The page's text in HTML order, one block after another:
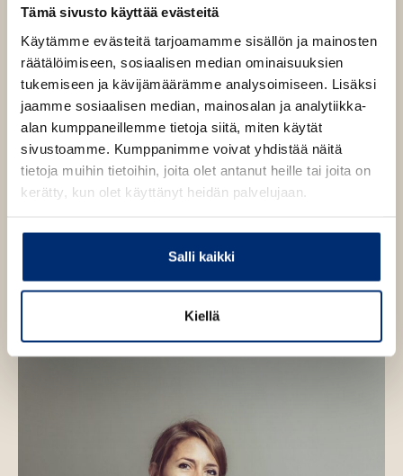
Tämä sivusto käyttää evästeitä
Käytämme evästeitä tarjoamamme sisällön ja mainosten
räätälöimiseen, sosiaalisen median ominaisuuksien
tukemiseen ja kävijämäärämme analysoimiseen. Lisäksi
jaamme sosiaalisen median, mainosalan ja analytiikka-
alan kumppaneillemme tietoja siitä, miten käytät
sivustoamme. Kumppanimme voivat yhdistää näitä
tietoja muihin tietoihin, joita olet antanut heille tai joita on
kerätty, kun olet käyttänyt heidän palvelujaan.
Salli kaikki
Kiellä
Lisa Jewell (s. 1968) on psykologisen jännityksen
mestari. Jewellin älykkäästi punotut, viihdyttävät,
koskettavat ja koukuttavat trillerit ovat valloittaneet
lukijat ympäri maailman, ja teoksia on käännetty jo 29
kielelle. Hän asuu synnyinkaupungissaan Lontoossa
perheensä kanssa.
L
a
J
e
l